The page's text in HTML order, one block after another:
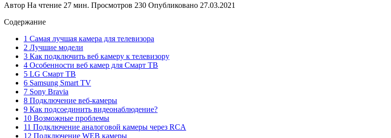
Автор На чтение 27 мин. Просмотров 230 Опубликовано 27.03.2021
Содержание
1 Самая лучшая камера для телевизора
2 Лучшие модели
3 Как подключить веб камеру к телевизору
4 Особенности веб камер для Смарт ТВ
5 LG Смарт ТВ
6 Samsung Smart TV
7 Sony Bravia
8 Подключение веб-камеры
9 Как подсоединить видеонаблюдение?
10 Возможные проблемы
11 Подключение аналоговой камеры через RCA
12 Подключение WEB камеры